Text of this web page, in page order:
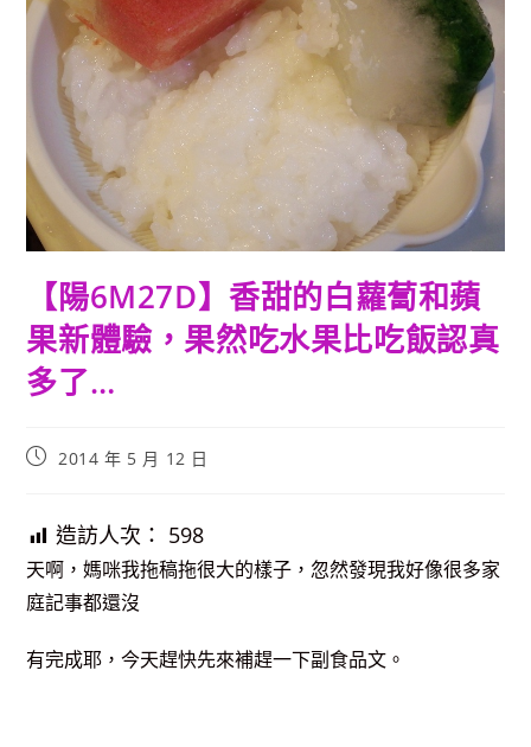
【陽6M27D】香甜的白蘿蔔和蘋
果新體驗，果然吃水果比吃飯認真
多了…
Post2014 年 5 月 12 日
造訪人次： 598
天啊，媽咪我拖稿拖很大的樣子，忽然發現我好像很多家
庭記事都還沒
有完成耶，今天趕快先來補趕一下副食品文。